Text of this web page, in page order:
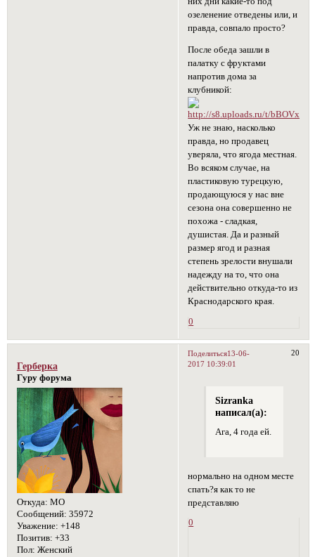
озеленение отведены или, и
правда, совпало просто?
После обеда зашли в
палатку с фруктами
напротив дома за
клубникой:
Уж не знаю, насколько
правда, но продавец
уверяла, что ягода местная.
Во всяком случае, на
пластиковую турецкую,
продающуюся у нас вне
сезона она совершенно не
похожа - сладкая,
душистая. Да и разный
размер ягод и разная
степень зрелости внушали
надежду на то, что она
действительно откуда-то из
Краснодарского края.
0
Поделиться 20
13-06-
2017 10:39:01
Герберка
Гуру форума
Откуда: МО
Сообщений: 35972
Уважение: +148
Позитив: +33
Пол: Женский
Sizranka
написал(а):
Ага, 4 года ей.
нормально на одном месте
спать?я как то не
представляю
0